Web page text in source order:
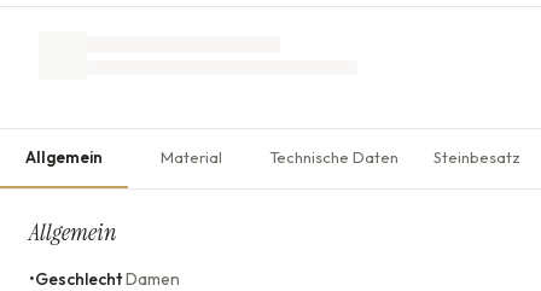
Allgemein Material Technische Daten Steinbesatz
Allgemein
•GeschlechtDamen